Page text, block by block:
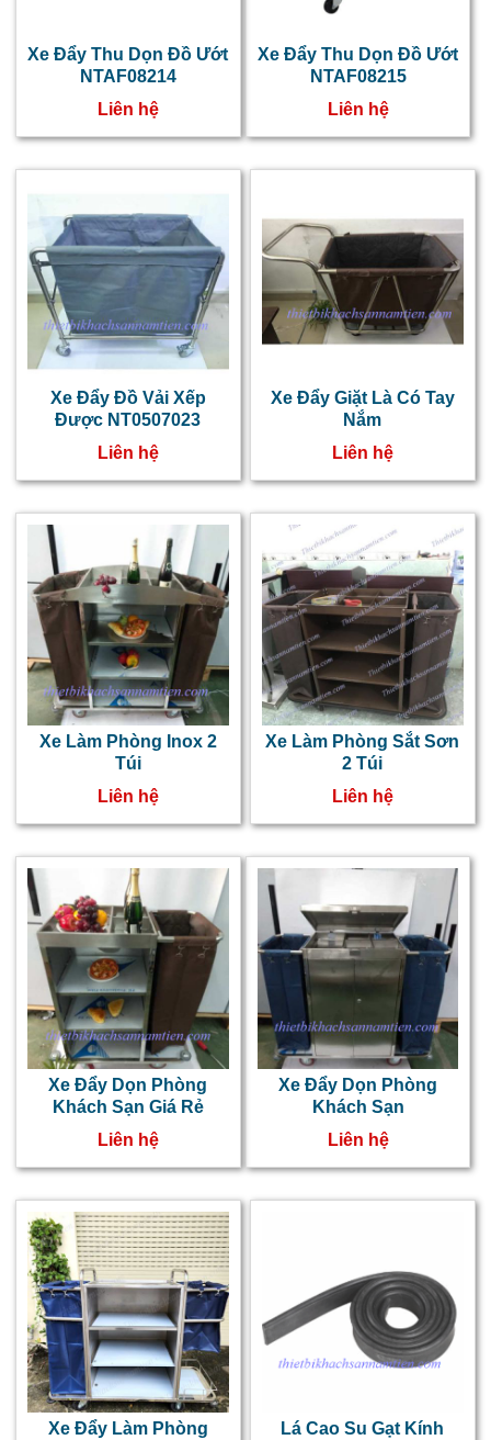
Xe Đẩy Thu Dọn Đồ Ướt
NTAF08214
Liên hệ
Xe Đẩy Thu Dọn Đồ Ướt
NTAF08215
Liên hệ
Xe Đẩy Đồ Vải Xếp
Được NT0507023
Liên hệ
Xe Đẩy Giặt Là Có Tay
Nắm
Liên hệ
Xe Làm Phòng Inox 2
Túi
Liên hệ
Xe Làm Phòng Sắt Sơn
2 Túi
Liên hệ
Xe Đẩy Dọn Phòng
Khách Sạn Giá Rẻ
Liên hệ
Xe Đẩy Dọn Phòng
Khách Sạn
Liên hệ
Xe Đẩy Làm Phòng
Lá Cao Su Gạt Kính